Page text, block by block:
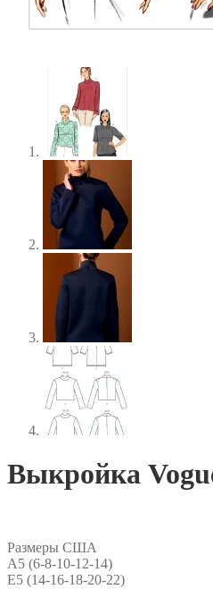
Выкройка
Размеры США
A5 (6-8-10-12-14)
E5 (14-16-18-20-22)